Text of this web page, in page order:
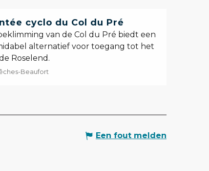
cyclo du Col du Pré
van de Col du Pré biedt een
alternatief voor toegang tot het
Roselend.
Beaufort
Een fout melden